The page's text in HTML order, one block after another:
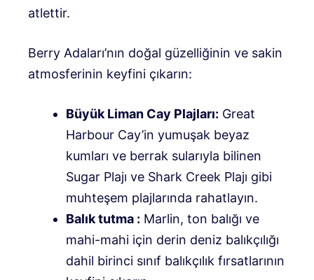
atlettir.
Berry Adaları’nın doğal güzelliğinin ve sakin
atmosferinin keyfini çıkarın:
Büyük Liman Cay Plajları: Great
Harbour Cay’in yumuşak beyaz
kumları ve berrak sularıyla bilinen
Sugar Plajı ve Shark Creek Plajı gibi
muhteşem plajlarında rahatlayın.
Balık tutma : Marlin, ton balığı ve
mahi-mahi için derin deniz balıkçılığı
dahil birinci sınıf balıkçılık fırsatlarının